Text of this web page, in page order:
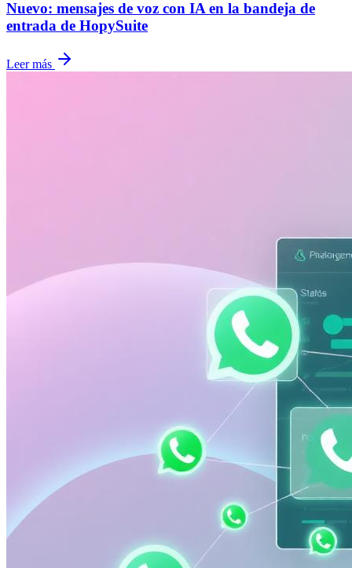
Nuevo: mensajes de voz con IA en la bandeja de
entrada de HopySuite
Leer más